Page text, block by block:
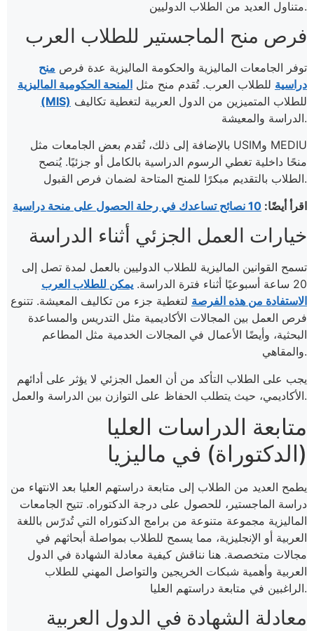
متناول العديد من الطلاب الدوليين​.
فرص منح الماجستير للطلاب العرب
توفر الجامعات الماليزية والحكومة الماليزية عدة فرص منح
دراسية للطلاب العرب. تُقدم منح مثل المنحة الحكومية الماليزية
(MIS)
الدراسة والمعيشة.
بالإضافة إلى ذلك، تُقدم بعض الجامعات مثل USIMو MEDIU
منحًا داخلية تغطي الرسوم الدراسية بالكامل أو جزئيًا. يُنصح
الطلاب بالتقديم مبكرًا للمنح المتاحة لضمان فرص القبول.
اقرأ أيضًا: 10 نصائح تساعدك في رحلة الحصول على منحة دراسية
خيارات العمل الجزئي أثناء الدراسة
تسمح القوانين الماليزية للطلاب الدوليين بالعمل لمدة تصل إلى
20 ساعة أسبوعيًا أثناء فترة الدراسة.
يمكن للطلاب العرب
الاستفادة من هذه الفرصة لتغطية جزء من تكاليف المعيشة. تتنوع
فرص العمل بين المجالات الأكاديمية مثل التدريس والمساعدة
البحثية، وأيضًا الأعمال في المجالات الخدمية مثل المطاعم
والمقاهي.
يجب على الطلاب التأكد من أن العمل الجزئي لا يؤثر على أدائهم
الأكاديمي، حيث يتطلب الحفاظ على التوازن بين الدراسة والعمل.
(الدكتوراة) في ماليزيا
يطمح العديد من الطلاب إلى متابعة دراستهم العليا بعد الانتهاء من
دراسة الماجستير، للحصول على درجة الدكتوراه. تتيح الجامعات
الماليزية مجموعة متنوعة من برامج الدكتوراه التي تُدرّس باللغة
العربية أو الإنجليزية، مما يسمح للطلاب بمواصلة أبحاثهم في
مجالات متخصصة. هنا نناقش كيفية معادلة الشهادة في الدول
العربية وأهمية شبكات الخريجين والتواصل المهني للطلاب
الراغبين في متابعة دراستهم العليا.
معادلة الشهادة في الدول العربية